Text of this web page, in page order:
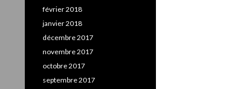
février 2018
janvier 2018
décembre 2017
novembre 2017
octobre 2017
septembre 2017